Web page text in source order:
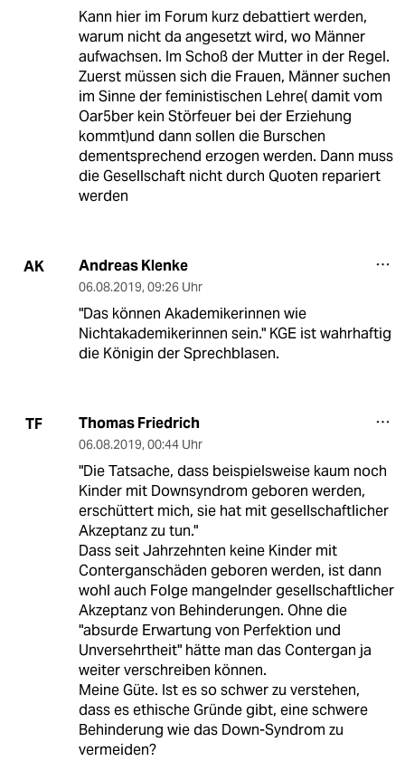
Kann hier im Forum kurz debattiert werden,
warum nicht da angesetzt wird, wo Männer
aufwachsen. Im Schoß der Mutter in der Regel.
Zuerst müssen sich die Frauen, Männer suchen
im Sinne der feministischen Lehre( damit vom
Oar5ber kein Störfeuer bei der Erziehung
kommt)und dann sollen die Burschen
dementsprechend erzogen werden. Dann muss
die Gesellschaft nicht durch Quoten repariert
werden
AK Andreas Klenke
06.08.2019, 09:26 Uhr
"Das können Akademikerinnen wie
Nichtakademikerinnen sein." KGE ist wahrhaftig
die Königin der Sprechblasen.
TF Thomas Friedrich
06.08.2019, 00:44 Uhr
"Die Tatsache, dass beispielsweise kaum noch
Kinder mit Downsyndrom geboren werden,
erschüttert mich, sie hat mit gesellschaftlicher
Akzeptanz zu tun."
Dass seit Jahrzehnten keine Kinder mit
Conterganschäden geboren werden, ist dann
wohl auch Folge mangelnder gesellschaftlicher
Akzeptanz von Behinderungen. Ohne die
"absurde Erwartung von Perfektion und
Unversehrtheit" hätte man das Contergan ja
weiter verschreiben können.
Meine Güte. Ist es so schwer zu verstehen,
dass es ethische Gründe gibt, eine schwere
Behinderung wie das Down-Syndrom zu
vermeiden?